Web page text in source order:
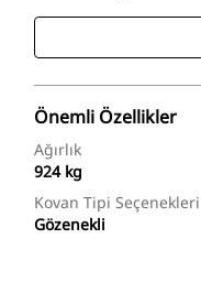
Önemli Özellikler
Ağırlık
924 kg
Kovan Tipi Seçenekleri
Gözenekli